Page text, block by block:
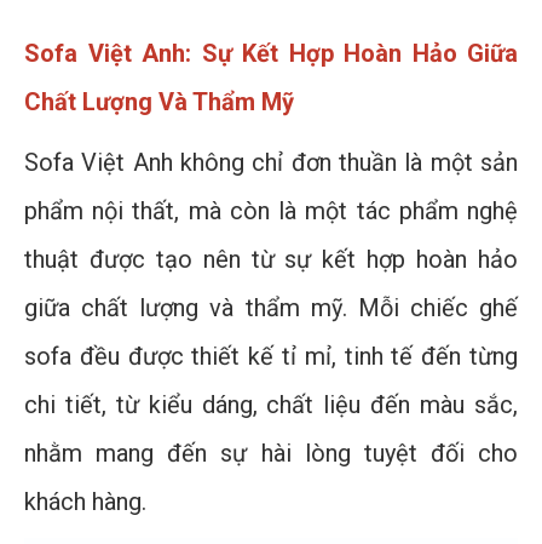
Sofa Việt Anh: Sự Kết Hợp Hoàn Hảo Giữa
Chất Lượng Và Thẩm Mỹ
Sofa Việt Anh không chỉ đơn thuần là một sản
phẩm nội thất, mà còn là một tác phẩm nghệ
thuật được tạo nên từ sự kết hợp hoàn hảo
giữa chất lượng và thẩm mỹ. Mỗi chiếc ghế
sofa đều được thiết kế tỉ mỉ, tinh tế đến từng
chi tiết, từ kiểu dáng, chất liệu đến màu sắc,
nhằm mang đến sự hài lòng tuyệt đối cho
khách hàng.